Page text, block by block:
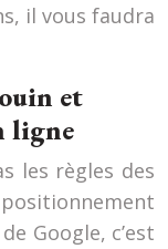
il vous faudra
et
ligne
les règles des
Google, c’est